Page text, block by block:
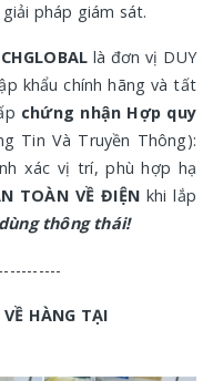
pháp giám sát.
là đơn vị DUY
khẩu chính hãng và tất
chứng nhận Hợp quy
Tin Và Truyền Thông):
xác vị trí, phù hợp hạ
TOÀN VỀ ĐIỆNkhi lắp
thông thái!
HÀNG TẠI